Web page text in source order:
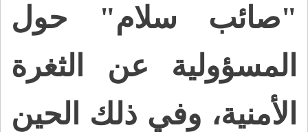
"صائب سلام" حول
المسؤولية عن الثغرة
الأمنية، وفي ذلك الحين